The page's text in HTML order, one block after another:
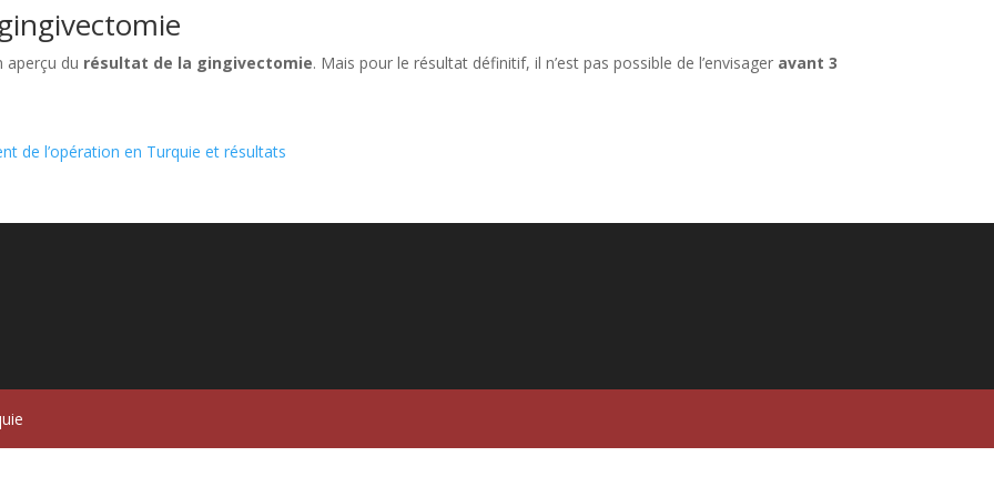
aperçu du résultat de la gingivectomie. Mais pour le résultat définitif, il n’est pas possible de l’envisager avant 3
de l’opération en Turquie et résultats